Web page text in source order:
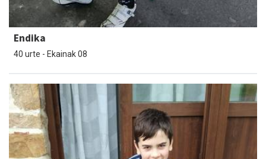
Endika
40 urte - Ekainak 08